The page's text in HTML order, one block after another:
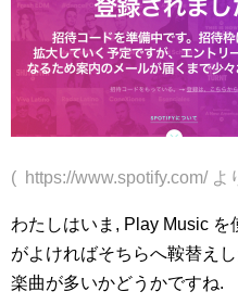
( https://www.spotify.com/ よ
わたしはいま, Play Music
がよければそちらへ鞍替え
楽曲が多いかどうかですね.